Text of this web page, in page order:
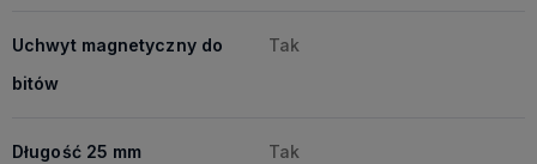
Uchwyt magnetyczny do
bitów
Tak
Długość 25 mm Tak